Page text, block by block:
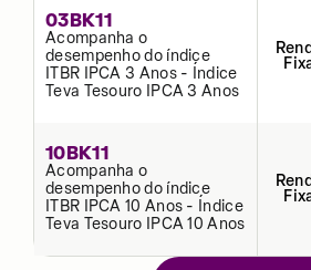
03BK11
Acompanha o
desempenho do índice
ITBR IPCA 3 Anos - Índice
Teva Tesouro IPCA 3 Anos
10BK11
Acompanha o
desempenho do índice
ITBR IPCA 10 Anos - Índice
Teva Tesouro IPCA 10 Anos